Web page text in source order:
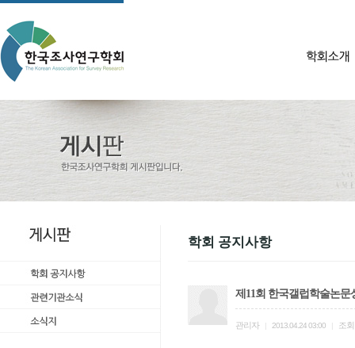
학회 공지사항
제11회 한국갤럽학술논문
관리자 2013.04.24 03:00 조회